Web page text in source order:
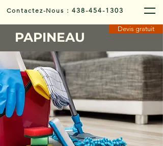
Contactez-Nous :438-454-1303
PAPINEAU
Devis gratuit